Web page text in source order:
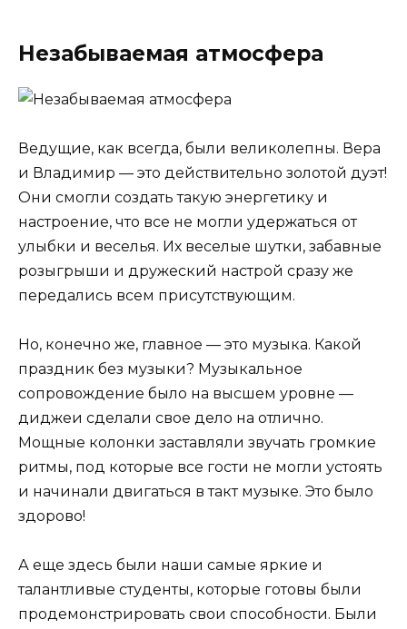
Незабываемая атмосфера
Ведущие, как всегда, были великолепны. Вера
и Владимир — это действительно золотой дуэт!
Они смогли создать такую энергетику и
настроение, что все не могли удержаться от
улыбки и веселья. Их веселые шутки, забавные
розыгрыши и дружеский настрой сразу же
передались всем присутствующим.
Но, конечно же, главное — это музыка. Какой
праздник без музыки? Музыкальное
сопровождение было на высшем уровне —
диджеи сделали свое дело на отлично.
Мощные колонки заставляли звучать громкие
ритмы, под которые все гости не могли устоять
и начинали двигаться в такт музыке. Это было
здорово!
А еще здесь были наши самые яркие и
талантливые студенты, которые готовы были
продемонстрировать свои способности. Были